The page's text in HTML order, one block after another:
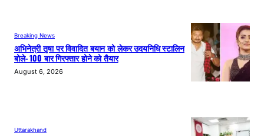
Breaking News
अभिनेत्री तृषा पर विवादित बयान को लेकर उदयनिधि स्टालिन
बोले- 100 बार गिरफ्तार होने को तैयार
August 6, 2026
Uttarakhand